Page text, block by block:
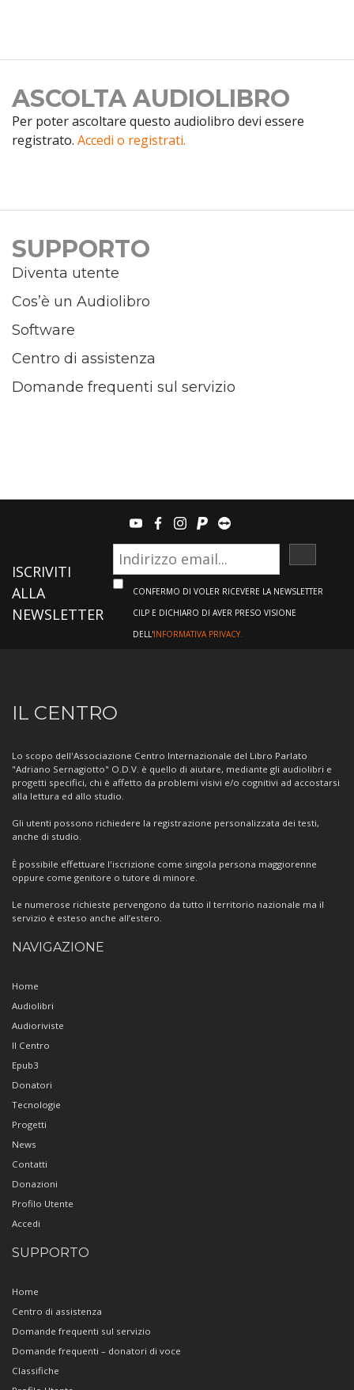
ASCOLTA AUDIOLIBRO
Per poter ascoltare questo audiolibro devi essere
registrato. Accedi o registrati.
SUPPORTO
Diventa utente
Cos’è un Audiolibro
Software
Centro di assistenza
Domande frequenti sul servizio
youtubefacebook
instagram
paypalteamviewer
ISCRIVITI
ALLA
NEWSLETTER
CONFERMO DI VOLER RICEVERE LA NEWSLETTER
CILP E DICHIARO DI AVER PRESO VISIONE
DELL'INFORMATIVA PRIVACY.
Informazioni
sul
Centro
IL CENTRO
Lo scopo dell'Associazione Centro Internazionale del Libro Parlato
"Adriano Sernagiotto" O.D.V. è quello di aiutare, mediante gli audiolibri e
progetti specifici, chi è affetto da problemi visivi e/o cognitivi ad accostarsi
alla lettura ed allo studio.
Gli utenti possono richiedere la registrazione personalizzata dei testi,
anche di studio.
È possibile effettuare l'iscrizione come singola persona maggiorenne
oppure come genitore o tutore di minore.
Le numerose richieste pervengono da tutto il territorio nazionale ma il
servizio è esteso anche all’estero.
NAVIGAZIONE
Home
Audiolibri
Audioriviste
Il Centro
Epub3
Donatori
Tecnologie
Progetti
News
Contatti
Donazioni
Profilo Utente
Accedi
SUPPORTO
Home
Centro di assistenza
Domande frequenti sul servizio
Domande frequenti – donatori di voce
Classifiche